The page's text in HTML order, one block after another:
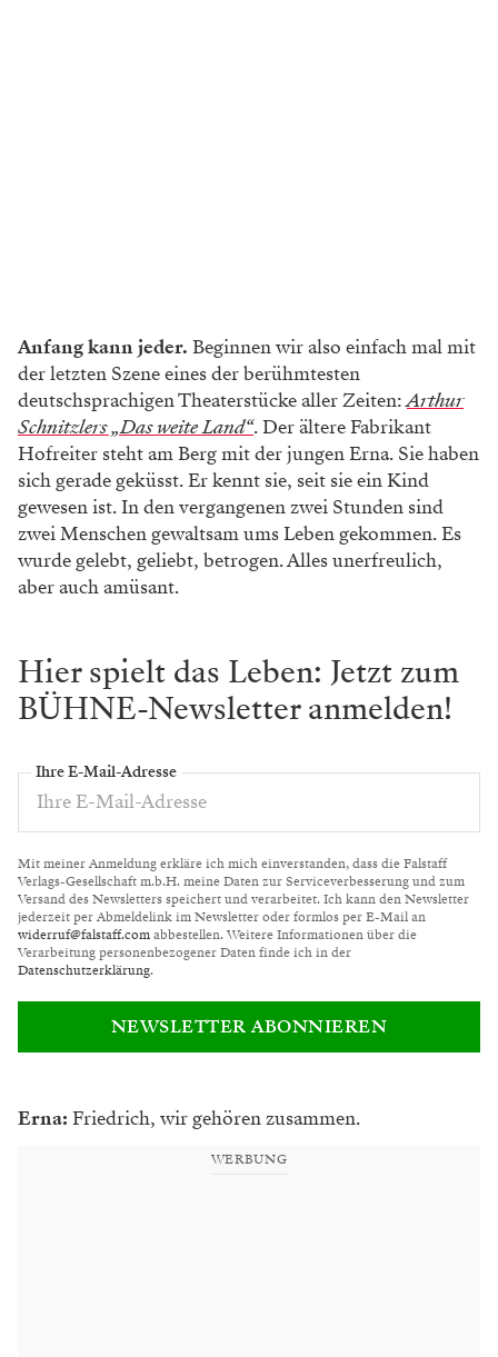
Anfang kann jeder. Beginnen wir also einfach mal mit
der letzten Szene eines der berühmtesten
deutschsprachigen Theaterstücke aller Zeiten:Arthur
Schnitzlers „Das weite Land“. Der ältere Fabrikant
Hofreiter steht am Berg mit der jungen Erna. Sie haben
sich gerade geküsst. Er kennt sie, seit sie ein Kind
gewesen ist. In den vergangenen zwei Stunden sind
zwei Menschen gewaltsam ums Leben gekommen. Es
wurde gelebt, geliebt, betrogen. Alles unerfreulich,
aber auch amüsant.
Hier spielt das Leben: Jetzt zum
BÜHNE-Newsletter anmelden!
Ihre E-Mail-Adresse
Mit meiner Anmeldung erkläre ich mich einverstanden, dass die Falstaff
Verlags-Gesellschaft m.b.H. meine Daten zur Serviceverbesserung und zum
Versand des Newsletters speichert und verarbeitet. Ich kann den Newsletter
jederzeit per Abmeldelink im Newsletter oder formlos per E-Mail an
widerruf@falstaff.comabbestellen. Weitere Informationen über die
Verarbeitung personenbezogener Daten finde ich in der
Datenschutzerklärung.
NEWSLETTER ABONNIEREN
Erna: Friedrich, wir gehören zusammen.
WERBUNG